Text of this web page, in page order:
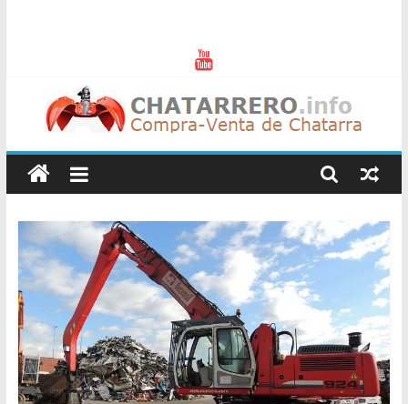
Chatarreros
–
Precio
de
Chatarra
Directorio